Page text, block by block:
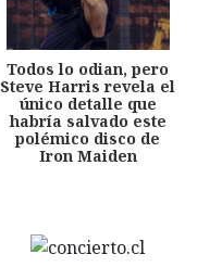
Todos lo odian, pero
Steve Harris revela el
único detalle que
habría salvado este
polémico disco de
Iron Maiden